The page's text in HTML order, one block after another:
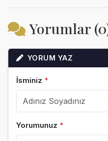
Yorumlar
YORUM YAZ
İsminiz *
Yorumunuz *